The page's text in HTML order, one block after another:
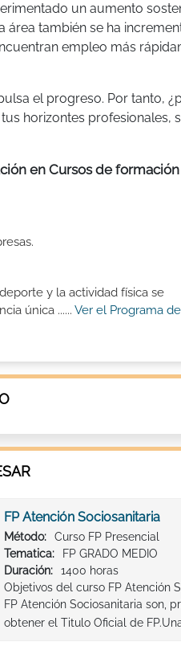
un aumento
área también se ha
empleo más
el progreso. Por tanto,
horizontes profesionales,
en Cursos de formación
y la actividad física se
única ...... Ver el Programa
FP Atención Sociosanitaria
Método:
Curso FP Presencial
Tematica:
FP GRADO MEDIO
Duración:
1400 horas
Objetivos del curso FP Atención
FP Atención Sociosanitaria son,
obtener el Titulo Oficial de